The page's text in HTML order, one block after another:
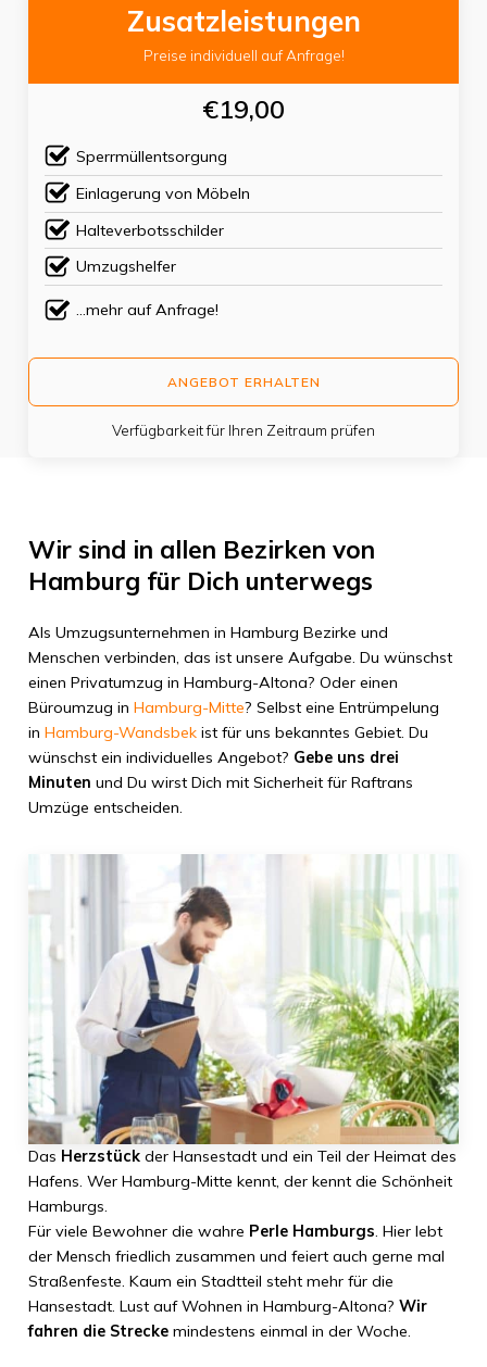
Zusatzleistungen
Preise individuell auf Anfrage!
€19,00
Sperrmüllentsorgung
Einlagerung von Möbeln
Halteverbotsschilder
Umzugshelfer
...mehr auf Anfrage!
ANGEBOT ERHALTEN
Verfügbarkeit für Ihren Zeitraum prüfen
Wir sind in allen Bezirken von
Hamburg für Dich unterwegs
Als Umzugsunternehmen in Hamburg Bezirke und
Menschen verbinden, das ist unsere Aufgabe. Du wünschst
einen Privatumzug in Hamburg-Altona? Oder einen
Büroumzug in Hamburg-Mitte? Selbst eine Entrümpelung
in Hamburg-Wandsbekist für uns bekanntes Gebiet. Du
wünschst ein individuelles Angebot? Gebe uns drei
Minuten und Du wirst Dich mit Sicherheit für Raftrans
Umzüge entscheiden.
Das Herzstückder Hansestadt und ein Teil der Heimat des
Hafens. Wer Hamburg-Mitte kennt, der kennt die Schönheit
Hamburgs.
Für viele Bewohner die wahre Perle Hamburgs. Hier lebt
der Mensch friedlich zusammen und feiert auch gerne mal
Straßenfeste. Kaum ein Stadtteil steht mehr für die
Hansestadt. Lust auf Wohnen in Hamburg-Altona? Wir
fahren die Streckemindestens einmal in der Woche.